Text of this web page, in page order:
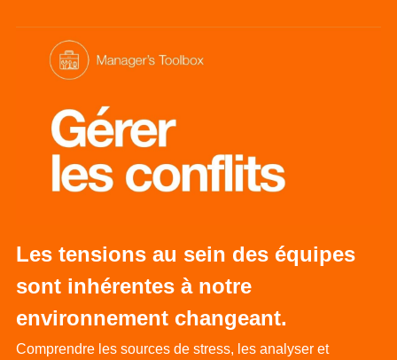
Les tensions au sein des équipes
sont inhérentes à notre
environnement changeant.
Comprendre les sources de stress, les analyser et